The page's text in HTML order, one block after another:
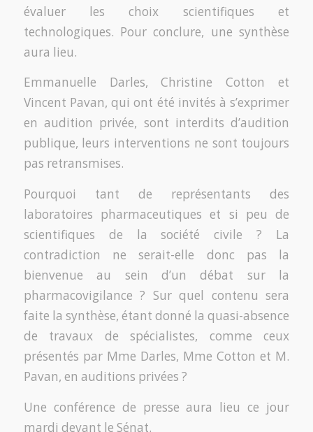
évaluer les choix scientifiques et
technologiques. Pour conclure, une synthèse
aura lieu.
Emmanuelle Darles, Christine Cotton et
Vincent Pavan, qui ont été invités à s’exprimer
en audition privée, sont interdits d’audition
publique, leurs interventions ne sont toujours
pas retransmises.
Pourquoi tant de représentants des
laboratoires pharmaceutiques et si peu de
scientifiques de la société civile ? La
contradiction ne serait-elle donc pas la
bienvenue au sein d’un débat sur la
pharmacovigilance ? Sur quel contenu sera
faite la synthèse, étant donné la quasi-absence
de travaux de spécialistes, comme ceux
présentés par Mme Darles, Mme Cotton et M.
Pavan, en auditions privées ?
Une conférence de presse aura lieu ce jour
mardi devant le Sénat.